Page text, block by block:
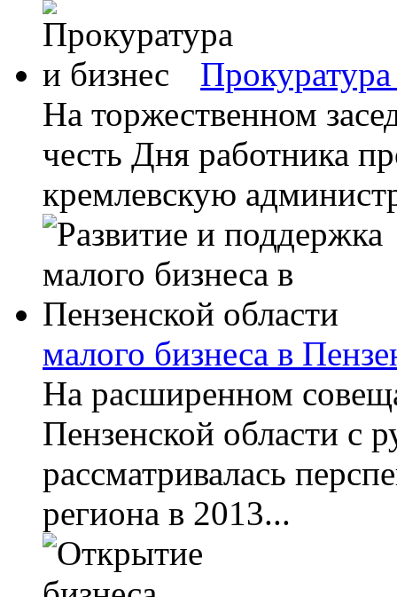
На торжественном
честь Дня работника
кремлевскую
малого бизнеса в
На расширенном
Пензенской области с
рассматривалась
региона в 2013...